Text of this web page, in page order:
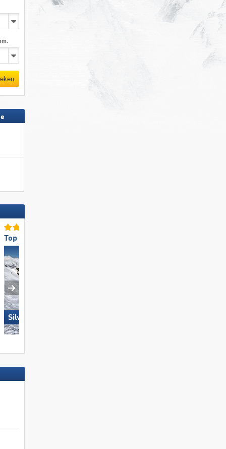
Top voor gevorderd/off-piste
Silvretta Montafon